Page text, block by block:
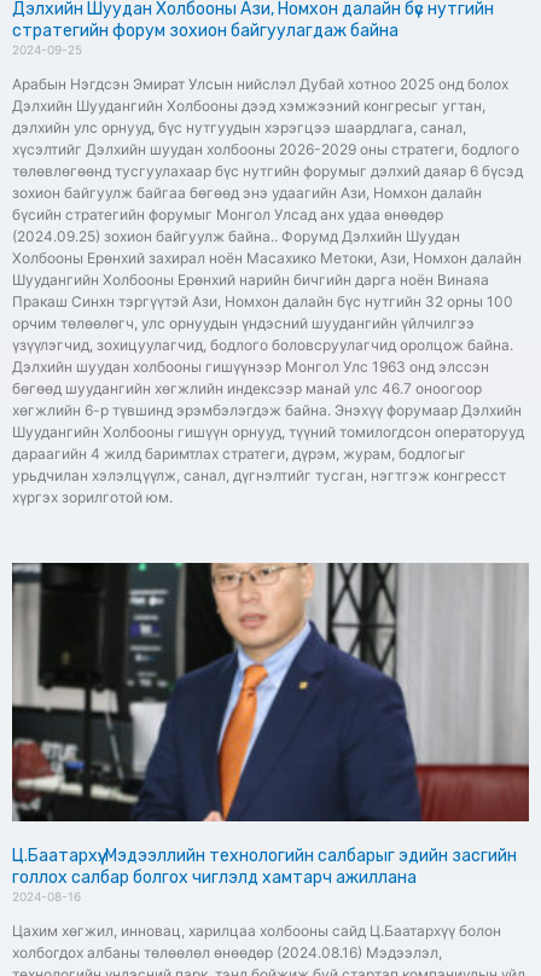
Дэлхийн Шуудан Холбооны Ази, Номхон далайн бүс нутгийн
стратегийн форум зохион байгуулагдаж байна
2024-09-25
Арабын Нэгдсэн Эмират Улсын нийслэл Дубай хотноо 2025 онд болох
Дэлхийн Шуудангийн Холбооны дээд хэмжээний конгресыг угтан,
дэлхийн улс орнууд, бүс нутгуудын хэрэгцээ шаардлага, санал,
хүсэлтийг Дэлхийн шуудан холбооны 2026-2029 оны стратеги, бодлого
төлөвлөгөөнд тусгуулахаар бүс нутгийн форумыг дэлхий даяар 6 бүсэд
зохион байгуулж байгаа бөгөөд энэ удаагийн Ази, Номхон далайн
бүсийн стратегийн форумыг Монгол Улсад анх удаа өнөөдөр
(2024.09.25) зохион байгуулж байна.. Форумд Дэлхийн Шуудан
Холбооны Ерөнхий захирал ноён Масахико Метоки, Ази, Номхон далайн
Шуудангийн Холбооны Ерөнхий нарийн бичгийн дарга ноён Винаяа
Пракаш Синхн тэргүүтэй Ази, Номхон далайн бүс нутгийн 32 орны 100
орчим төлөөлөгч, улс орнуудын үндэсний шуудангийн үйлчилгээ
үзүүлэгчид, зохицуулагчид, бодлого боловсруулагчид оролцож байна.
Дэлхийн шуудан холбооны гишүүнээр Монгол Улс 1963 онд элссэн
бөгөөд шуудангийн хөгжлийн индексээр манай улс 46.7 оноогоор
хөгжлийн 6-р түвшинд эрэмбэлэгдэж байна. Энэхүү форумаар Дэлхийн
Шуудангийн Холбооны гишүүн орнууд, түүний томилогдсон операторууд
дараагийн 4 жилд баримтлах стратеги, дүрэм, журам, бодлогыг
урьдчилан хэлэлцүүлж, санал, дүгнэлтийг тусган, нэгтгэж конгресст
хүргэх зорилготой юм.
Ц.Баатархүү: Мэдээллийн технологийн салбарыг эдийн засгийн
голлох салбар болгох чиглэлд хамтарч ажиллана
2024-08-16
Цахим хөгжил, инновац, харилцаа холбооны сайд Ц.Баатархүү болон
холбогдох албаны төлөөлөл өнөөдөр (2024.08.16) Мэдээлэл,